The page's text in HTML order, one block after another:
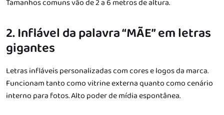
Tamanhos comuns vão de 2 a 6 metros de altura.
2. Inflável da palavra “MÃE” em letras
gigantes
Letras infláveis personalizadas com cores e logos da marca.
Funcionam tanto como vitrine externa quanto como cenário
interno para fotos. Alto poder de mídia espontânea.